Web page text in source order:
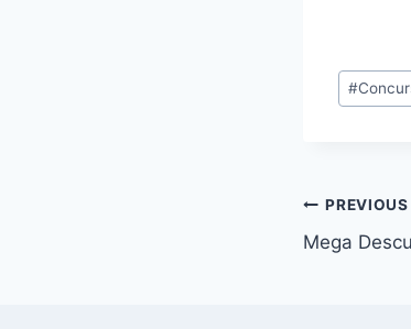
Post
Tags:
#
de
PREVIOUS
Mega